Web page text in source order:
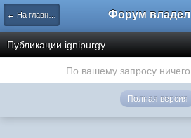
← На главную
Публикации ignipurgy
По вашему запросу
Полная версия